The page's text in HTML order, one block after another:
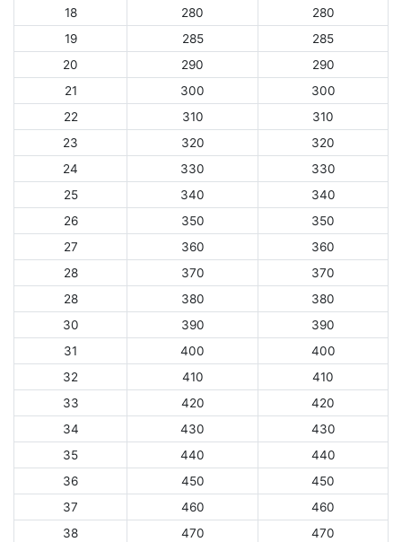
18 280
280
19
285
285
20
290
290
21
300
300
22
310
310
23
320
320
24
330
330
25
340
340
26
350
350
27
360
360
28
370
370
28
380
380
30
390
390
31
400
400
32
410
410
33
420
420
34
430
430
35
440
440
36
450
450
37
460
460
38
470
470